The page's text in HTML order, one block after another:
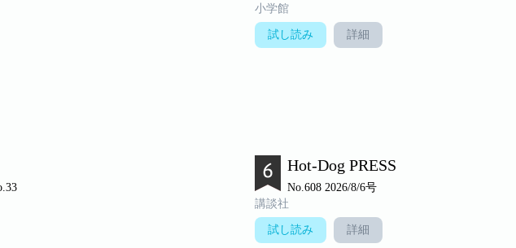
小学館
試し読み 詳細
Hot-Dog PRESS
No.608 2026/8/6号
講談社
試し読み 詳細